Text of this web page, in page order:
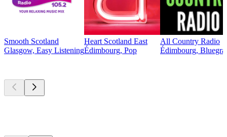
Smooth Scotland
Glasgow, Easy Listening
Heart Scotland East
Édimbourg, Pop
All Country Radio
Édimbourg,